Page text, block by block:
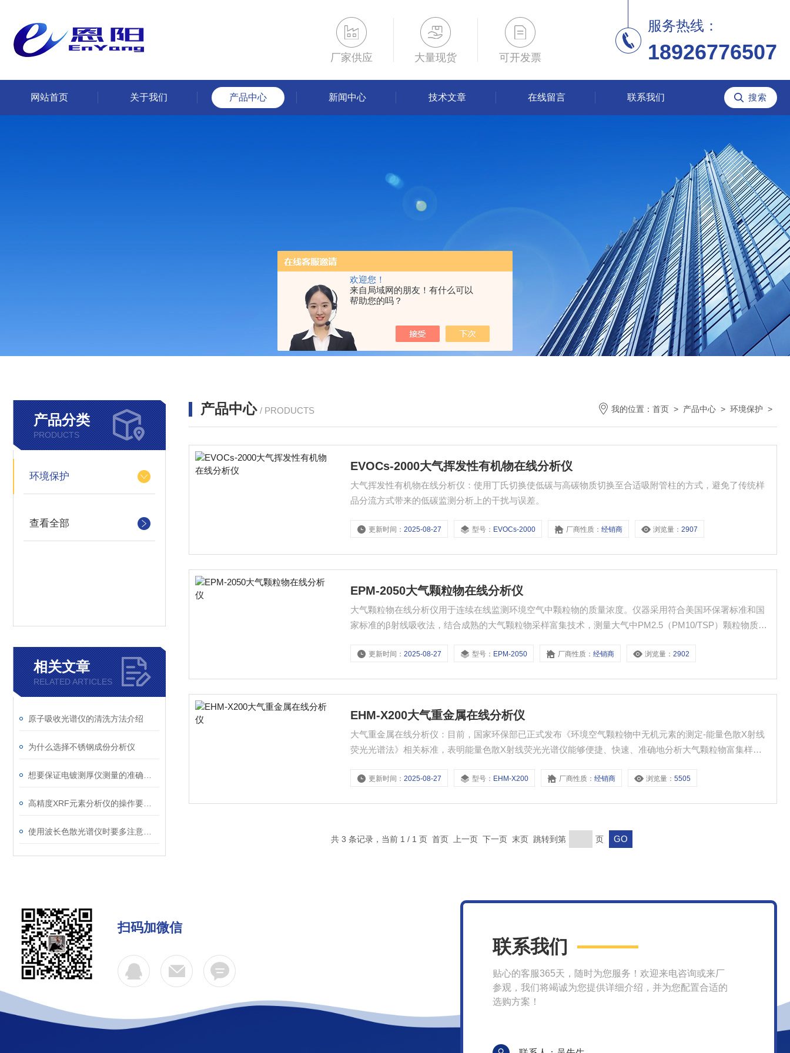
欢迎您！
来自局域网的朋友！有什么可以
帮助您的吗？
厂家供应 大量现货 可开发票
服务热线：
18926776507
网站首页 关于我们 产品中心 新闻中心 技术文章 在线留言 联系我们
产品分类
PRODUCTS
环境保护
查看全部
相关文章
RELATED ARTICLES
原子吸收光谱仪的清洗方法介绍
为什么选择不锈钢成份分析仪
产品中心 / PRODUCTS 我的位置： 首页 > 产品中心 > 环境保护 >
EVOCs-2000大气挥发性有机物在线分析仪
大气挥发性有机物在线分析仪：使用丁氏切换使低碳与高碳物质切换至合适吸附管柱的方式，避免了传统样
品分流方式带来的低碳监测分析上的干扰与误差。
更新时间：2025-08-27 型号： EVOCs-2000 厂商性质：经销商 浏览量：2907
EPM-2050大气颗粒物在线分析仪
大气颗粒物在线分析仪用于连续在线监测环境空气中颗粒物的质量浓度。仪器采用符合美国环保署标准和国
家标准的β射线吸收法，结合成熟的大气颗粒物采样富集技术，测量大气中PM2.5（PM10/TSP）颗粒物质量
更新时间：2025-08-27 型号： EPM-2050 厂商性质：经销商 浏览量：2902
EHM-X200大气重金属在线分析仪
大气重金属在线分析仪：目前，国家环保部已正式发布《环境空气颗粒物中无机元素的测定-能量色散X射线
荧光光谱法》相关标准，表明能量色散X射线荧光光谱仪能够便捷、快速、准确地分析大气颗粒物富集样品
更新时间：2025-08-27 型号： EHM-X200 厂商性质：经销商 浏览量：5505
共 3 条记录，当前 1 / 1 页 首页 上一页 下一页 末页 跳转到第 页
扫码加微信
联系我们
贴心的客服365天，随时为您服务！欢迎来电咨询或来厂
参观，我们将竭诚为您提供详细介绍，并为您配置合适的
选购方案！